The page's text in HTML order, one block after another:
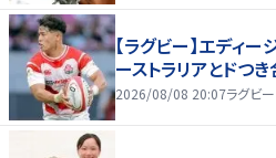
【ラグビー】エディ
ーストラリアとドつ
2026/08/08 20:07ラグビー